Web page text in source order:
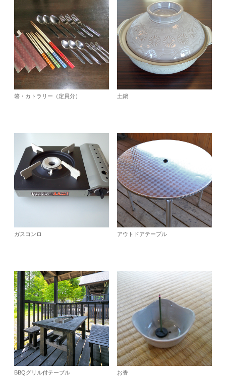
箸・カトラリー（定員分） 土鍋
ガスコンロ アウトドアテーブル
BBQグリル付テーブル お香